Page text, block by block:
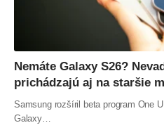
Nemáte Galaxy S26?
prichádzajú aj na staršie
Samsung rozšíril beta program One
Galaxy…